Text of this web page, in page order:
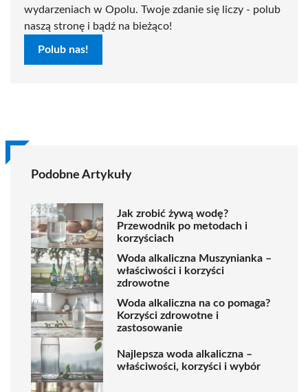
wydarzeniach w Opolu. Twoje zdanie się liczy - polub
naszą stronę i bądź na bieżąco!
Polub nas!
Podobne Artykuły
Jak zrobić żywą wodę?
Przewodnik po metodach i
korzyściach
Woda alkaliczna Muszynianka –
właściwości i korzyści
zdrowotne
Woda alkaliczna na co pomaga?
Korzyści zdrowotne i
zastosowanie
Najlepsza woda alkaliczna –
właściwości, korzyści i wybór